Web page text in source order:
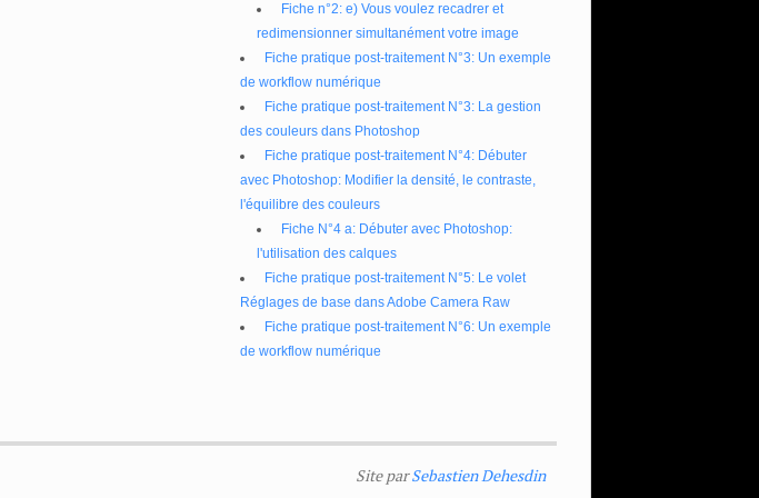
Fiche n°2: e) Vous voulez recadrer et
redimensionner simultanément votre image
Fiche pratique post-traitement N°3: Un exemple
de workflow numérique
Fiche pratique post-traitement N°3: La gestion
des couleurs dans Photoshop
Fiche pratique post-traitement N°4: Débuter
avec Photoshop: Modifier la densité, le contraste,
l'équilibre des couleurs
Fiche N°4 a: Débuter avec Photoshop:
l'utilisation des calques
Fiche pratique post-traitement N°5: Le volet
Réglages de base dans Adobe Camera Raw
Fiche pratique post-traitement N°6: Un exemple
de workflow numérique
Site parSebastien Dehesdin